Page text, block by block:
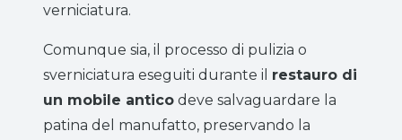
verniciatura.
Comunque sia, il processo di pulizia o
sverniciatura eseguiti durante il restauro di
un mobile antico deve salvaguardare la
patina del manufatto, preservando la